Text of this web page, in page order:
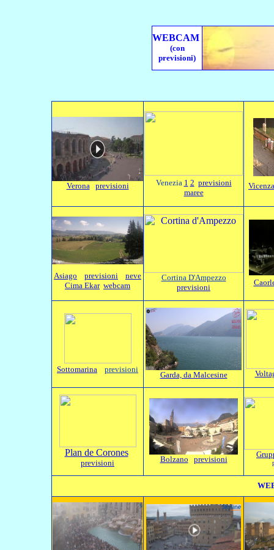
WEBCAM
(con
previsioni)
Verona previsioni Venezia 1 2 previsioni
maree
Vicenza
Asiago previsioni
neve
Cima Ekar webcam
Cortina D'Ampezzo
previsioni
Sottomarina previsioni
Garda, da Malcesine
Plan de Corones
previsioni Bolzano previsioni